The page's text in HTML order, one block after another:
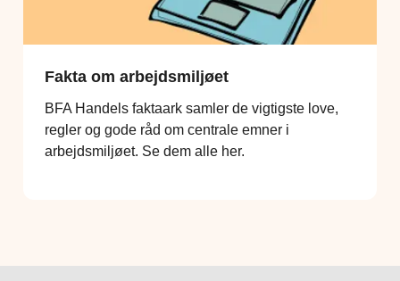
Fakta om arbejdsmiljøet
BFA Handels faktaark samler de vigtigste love,
regler og gode råd om centrale emner i
arbejdsmiljøet. Se dem alle her.